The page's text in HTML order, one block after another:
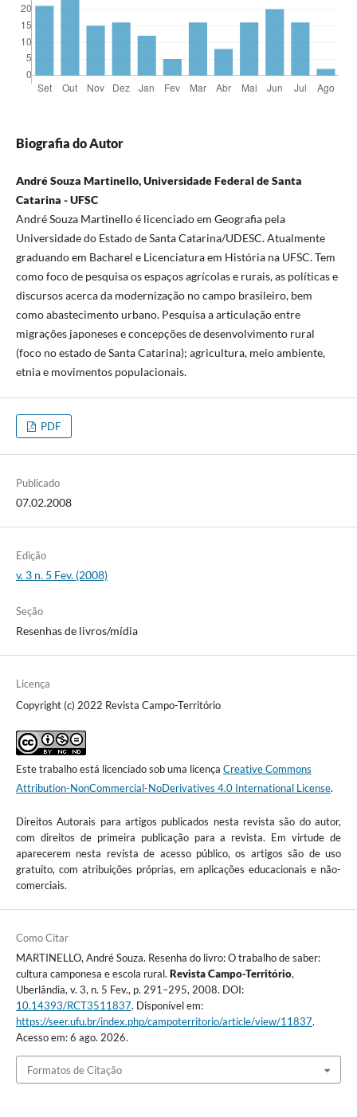
Biografia do Autor
André Souza Martinello, Universidade Federal de Santa
Catarina - UFSC
André Souza Martinello é licenciado em Geografia pela
Universidade do Estado de Santa Catarina/UDESC. Atualmente
graduando em Bacharel e Licenciatura em História na UFSC. Tem
como foco de pesquisa os espaços agrícolas e rurais, as políticas e
discursos acerca da modernização no campo brasileiro, bem
como abastecimento urbano. Pesquisa a articulação entre
migrações japoneses e concepções de desenvolvimento rural
(foco no estado de Santa Catarina); agricultura, meio ambiente,
etnia e movimentos populacionais.
PDF
Publicado
07.02.2008
Edição
v. 3 n. 5 Fev. (2008)
Seção
Resenhas de livros/mídia
Licença
Copyright (c) 2022 Revista Campo-Território
Este trabalho está licenciado sob uma licença Creative Commons
Attribution-NonCommercial-NoDerivatives 4.0 International License.
Direitos Autorais para artigos publicados nesta revista são do autor,
com direitos de primeira publicação para a revista. Em virtude de
aparecerem nesta revista de acesso público, os artigos são de uso
gratuito, com atribuições próprias, em aplicações educacionais e não-
comerciais.
Como Citar
MARTINELLO, André Souza. Resenha do livro: O trabalho de saber:
cultura camponesa e escola rural. Revista Campo-Território,
Uberlândia, v. 3, n. 5 Fev., p. 291–295, 2008. DOI:
10.14393/RCT3511837. Disponível em:
https://seer.ufu.br/index.php/campoterritorio/article/view/11837.
Acesso em: 6 ago. 2026.
Formatos de Citação